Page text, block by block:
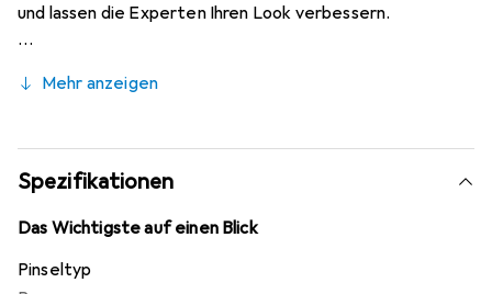
und lassen die Experten Ihren Look verbessern.
Mehr anzeigen
Spezifikationen
Das Wichtigste auf einen Blick
Pinseltyp